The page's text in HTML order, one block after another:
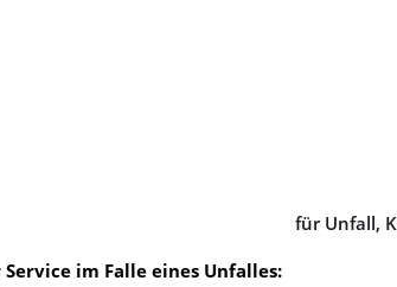
für Unfall,
im Falle eines Unfalles: